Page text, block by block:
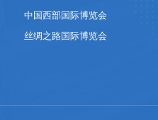
中国西部国际博览会
丝绸之路国际博览会